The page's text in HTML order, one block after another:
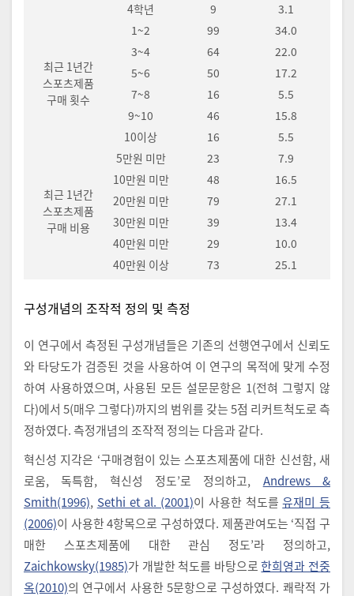
4학년
9 3.1
최근 1년간
스포츠제품
구매 횟수
1~2 99
34.0
3~4
64
22.0
5~6
50
17.2
7~8
16
5.5
9~10
46
15.8
10이상
16 5.5
최근 1년간
스포츠제품
구매 비용
5만원 미만 23
7.9
10만원 미만
48
16.5
20만원 미만
79
27.1
30만원 미만
39
13.4
40만원 미만
29
10.0
40만원 이상
73 25.1
구성개념의 조작적 정의 및 측정
이 연구에서 측정된 구성개념들은 기존의 선행연구에서 신뢰도
와 타당도가 검증된 것을 사용하여 이 연구의 목적에 맞게 수정
하여 사용하였으며, 사용된 모든 설문문항은 1(전혀 그렇지 않
다)에서 5(매우 그렇다)까지의 범위를 갖는 5점 리커트척도로 측
정하였다. 측정개념의 조작적 정의는 다음과 같다.
혁신성 지각은 ‘구매경험이 있는 스포츠제품에 대한 신선함, 새
로움, 독특함, 혁신성 정도’로 정의하고, Andrews &
Smith(1996), Sethi et al. (2001)이 사용한 척도를유재미 등
(2006)이 사용한 4항목으로 구성하였다. 제품관여도는 ‘직접 구
매한 스포츠제품에 대한 관심 정도’라 정의하고,
Zaichkowsky(1985)가 개발한 척도를 바탕으로한희영과 전중
옥(2010)의 연구에서 사용한 5문항으로 구성하였다. 쾌락적 가